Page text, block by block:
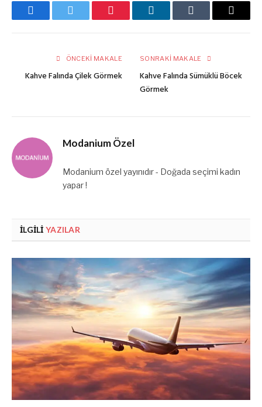
FacebookTwitter Pinterest LinkedInTumblr
E-
ÖNCEKI MAKALE
Kahve Falında Çilek Görmek
SONRAKI MAKALE
Kahve Falında Sümüklü Böcek
Görmek
Modanium Özel
Modanium özel yayınıdır - Doğada seçimi kadın
yapar !
İLGILI YAZILAR